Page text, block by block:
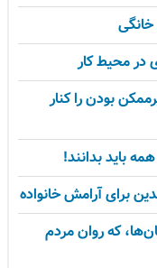
در محیط کار
بودن را کنار
باید بدانند!
برای آرامش خانواده
که روان مردم